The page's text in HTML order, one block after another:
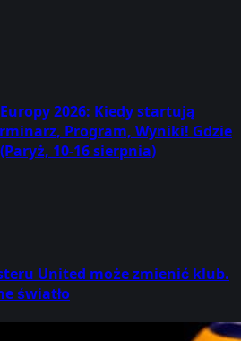
2026: Kiedy startują
Program, Wyniki! Gdzie
10-16 sierpnia)
United może zmienić klub.
światło